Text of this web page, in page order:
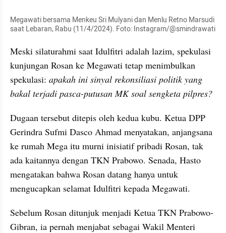
Megawati bersama Menkeu Sri Mulyani dan Menlu Retno Marsudi
saat Lebaran, Rabu (11/4/2024). Foto: Instagram/@smindrawati
Meski silaturahmi saat Idulfitri adalah lazim, spekulasi
kunjungan Rosan ke Megawati tetap menimbulkan
spekulasi: apakah ini sinyal rekonsiliasi politik yang
bakal terjadi pasca-putusan MK soal sengketa pilpres?
Dugaan tersebut ditepis oleh kedua kubu. Ketua DPP
Gerindra Sufmi Dasco Ahmad menyatakan, anjangsana
ke rumah Mega itu murni inisiatif pribadi Rosan, tak
ada kaitannya dengan TKN Prabowo. Senada, Hasto
mengatakan bahwa Rosan datang hanya untuk
mengucapkan selamat Idulfitri kepada Megawati.
Sebelum Rosan ditunjuk menjadi Ketua TKN Prabowo-
Gibran, ia pernah menjabat sebagai Wakil Menteri